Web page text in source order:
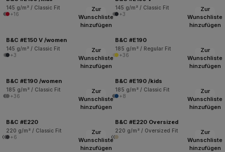
145 g/m² / Classic Fit
+16
145 g/m² / Classic Fit
+3
Zur
Wunschliste
hinzufügen
B&C #E150 V /women
145 g/m² / Classic Fit
+3
Zur
Wunschliste
hinzufügen
B&C #E190
185 g/m² / Regular Fit
+36
Zur
Wunschliste
hinzufügen
B&C #E190 /women
185 g/m² / Classic Fit
+36
Zur
Wunschliste
hinzufügen
B&C #E190 /kids
185 g/m² / Classic Fit
+8
Zur
Wunschliste
hinzufügen
B&C #E220
220 g/m² / Classic Fit
+6
Zur
Wunschliste
hinzufügen
B&C #E220 Oversized
220 g/m² / Oversized Fit
Zur
Wunschliste
hinzufügen
Zur
Wunschliste
hinzufügen